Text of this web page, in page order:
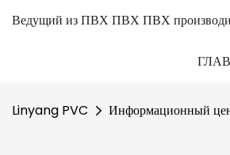
Ведущий из ПВХ ПВХ ПВХ
Linyang PVC Информационный